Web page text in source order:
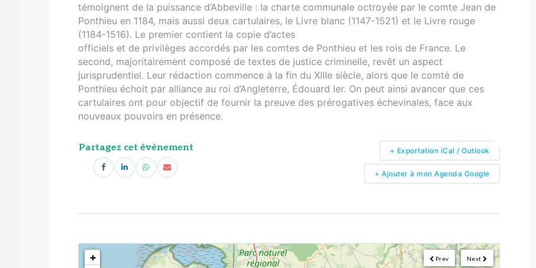
témoignent de la puissance d’Abbeville : la charte communale octroyée par le comte Jean de
Ponthieu en 1184, mais aussi deux cartulaires, le Livre blanc (1147-1521) et le Livre rouge
(1184-1516). Le premier contient la copie d’actes
officiels et de privilèges accordés par les comtes de Ponthieu et les rois de France. Le
second, majoritairement composé de textes de justice criminelle, revêt un aspect
jurisprudentiel. Leur rédaction commence à la fin du XIIIe siècle, alors que le comté de
Ponthieu échoit par alliance au roi d’Angleterre, Édouard Ier. On peut ainsi avancer que ces
cartulaires ont pour objectif de fournir la preuve des prérogatives échevinales, face aux
nouveaux pouvoirs en présence.
Partagez cet événement
+ Ajouter à mon Agenda Google
+ Exportation iCal / Outlook
Next
Prev
<!---->
+